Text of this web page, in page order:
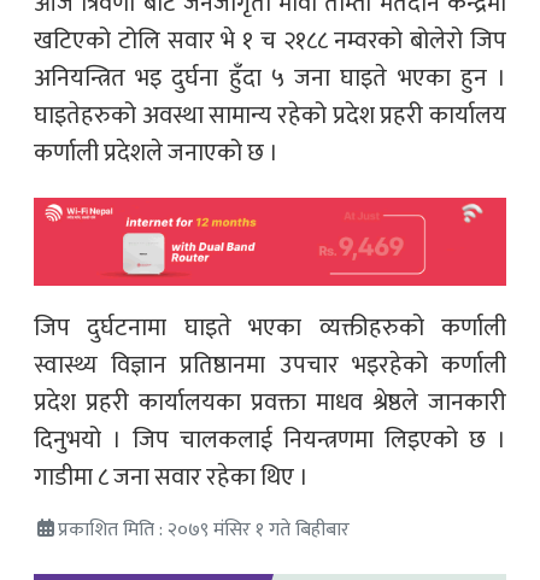
खटिएको टोलि सवार भे १ च २१८८ नम्वरको बोलेरो जिप
अनियन्त्रित भइ दुर्घना हुँदा ५ जना घाइते भएका हुन ।
घाइतेहरुको अवस्था सामान्य रहेको प्रदेश प्रहरी कार्यालय
कर्णाली प्रदेशले जनाएको छ ।
जिप दुर्घटनामा घाइते भएका व्यक्तीहरुको कर्णाली
स्वास्थ्य विज्ञान प्रतिष्ठानमा उपचार भइरहेको कर्णाली
प्रदेश प्रहरी कार्यालयका प्रवक्ता माधव श्रेष्ठले जानकारी
दिनुभयो । जिप चालकलाई नियन्त्रणमा लिइएको छ ।
गाडीमा ८ जना सवार रहेका थिए ।
प्रकाशित मिति : २०७९ मंसिर १ गते बिहीबार